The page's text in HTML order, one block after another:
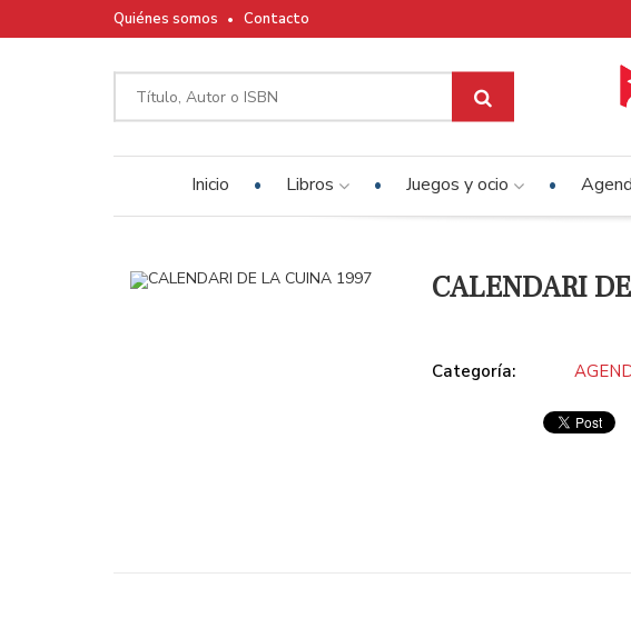
Quiénes somos Contacto
Inicio Libros Juegos y ocio
CALENDARI
Categoría: